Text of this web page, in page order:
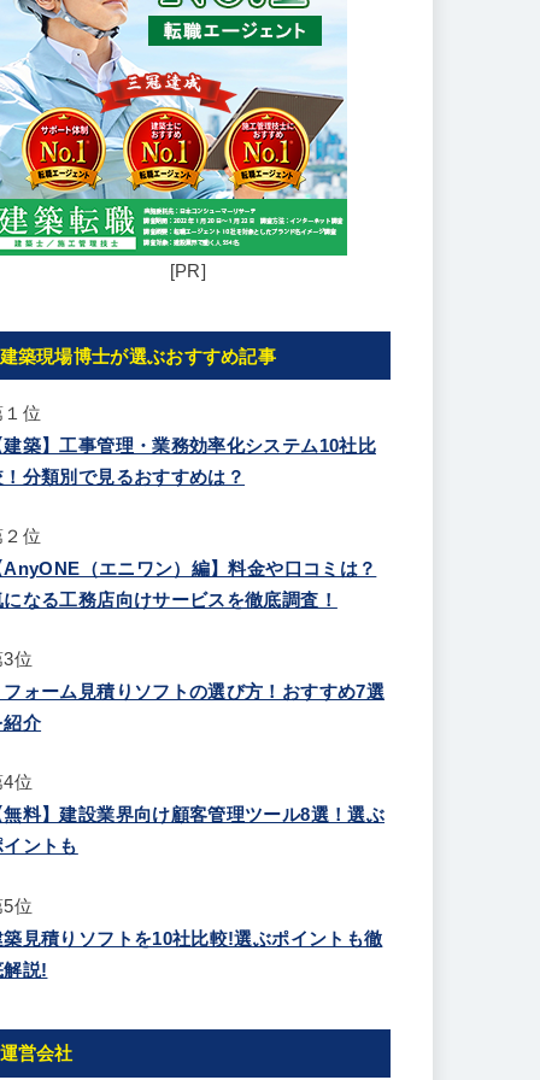
[PR]
建築現場博士が選ぶおすすめ記事
１位
建築】工事管理・業務効率化システム10社比
！分類別で見るおすすめは？
２位
AnyONE（エニワン）編】料金や口コミは？
になる工務店向けサービスを徹底調査！
3位
フォーム見積りソフトの選び方！おすすめ7選
紹介
4位
無料】建設業界向け顧客管理ツール8選！選ぶ
イントも
5位
築見積りソフトを10社比較!選ぶポイントも徹
解説!
運営会社